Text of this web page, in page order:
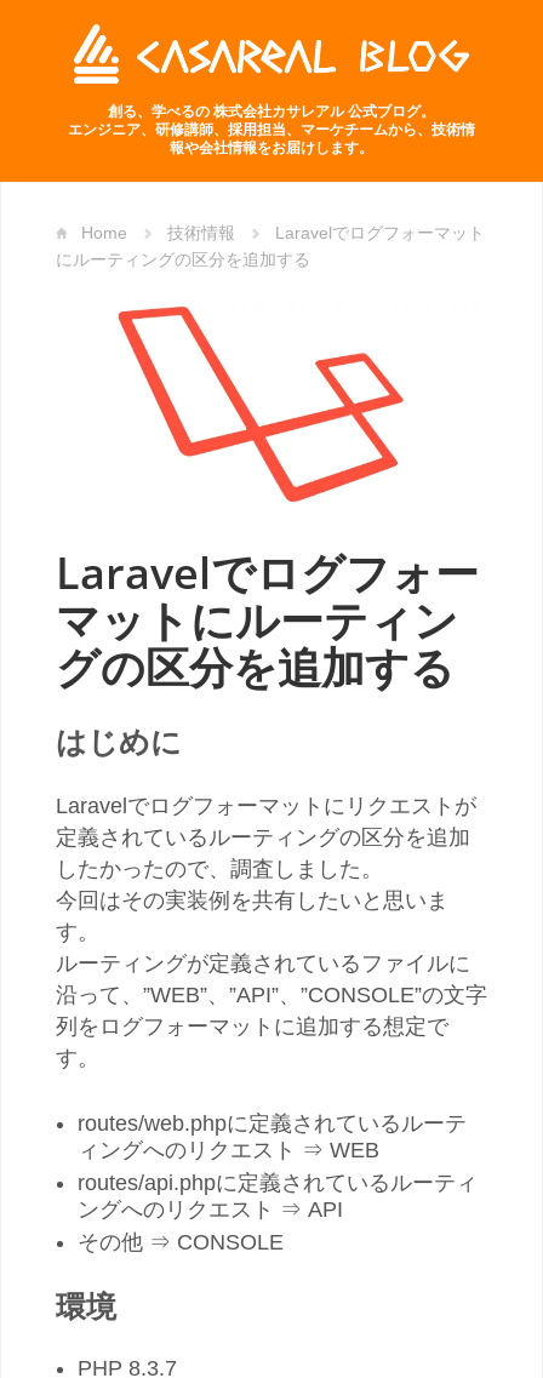
創る、学べるの 株式会社カサレアル 公式ブログ。
エンジニア、研修講師、採用担当、マーケチームから、技術情
報や会社情報をお届けします。
Home 技術情報
Laravelでログフォーマット
にルーティングの区分を追加する
Laravelでログフォー
マットにルーティン
グの区分を追加する
はじめに
Laravelでログフォーマットにリクエストが
定義されているルーティングの区分を追加
したかったので、調査しました。
今回はその実装例を共有したいと思いま
す。
ルーティングが定義されているファイルに
沿って、”WEB”、”API”、”CONSOLE”の文字
列をログフォーマットに追加する想定で
す。
routes/web.phpに定義されているルーテ
ィングへのリクエスト ⇒ WEB
routes/api.phpに定義されているルーティ
ングへのリクエスト ⇒ API
その他 ⇒ CONSOLE
環境
PHP 8.3.7